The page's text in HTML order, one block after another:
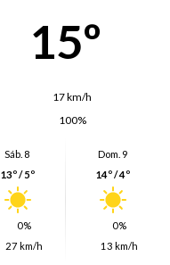
15º
17 km/h
100%
Sáb. 8
13º / 5º
0%
27 km/h
Dom. 9
14º / 4º
0%
13 km/h